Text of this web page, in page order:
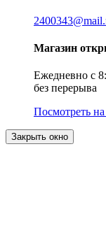
Магазин
Ежедневно с
без перерыва
Посмотреть
Закрыть окно